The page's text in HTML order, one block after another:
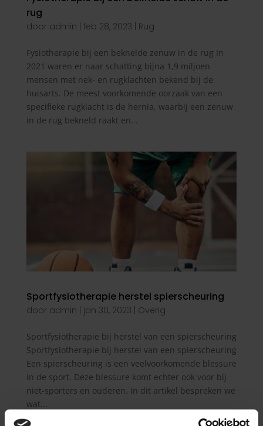
rug
door admin | feb 28, 2023 | Rug
Fysiotherapie bij een beknelde zenuw in de rug In
2021 waren er naar schatting bijna 1,9 miljoen
mensen met nek- en rugklachten bekend bij de
huisarts. De meest voorkomende oorzaak van een
specifieke rugklacht is de hernia, waarbij een zenuw
in de rug bekneld raakt en...
Sportfysiotherapie herstel spierscheuring
door admin jan 30, 2023 Overig
Sportfysiotherapie bij herstel van een spierscheuring
Sportfysiotherapie bij herstel van een spierscheuring
Een spierscheuring is een veelvoorkomende blessure
in de sport. Deze blessure komt echter ook voor bij
niet-sporters en ouderen. In dit artikel bespreken we
wat...